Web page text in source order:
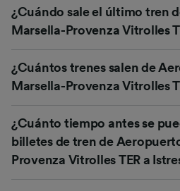
¿Cuándo sale el último tren
Marsella-Provenza Vitrolles
¿Cuántos trenes salen de
Marsella-Provenza Vitrolles
¿Cuánto tiempo antes se
billetes de tren de
Provenza Vitrolles TER a